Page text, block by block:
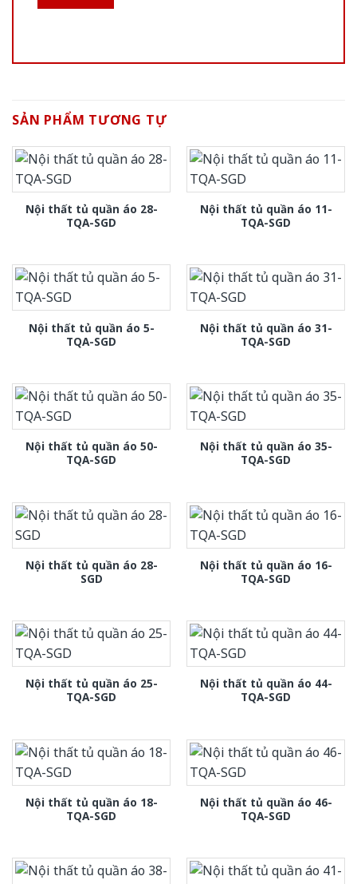
SẢN PHẨM TƯƠNG TỰ
Nội thất tủ quần áo 28-
TQA-SGD
Nội thất tủ quần áo 11-
TQA-SGD
Nội thất tủ quần áo 5-
TQA-SGD
Nội thất tủ quần áo 31-
TQA-SGD
Nội thất tủ quần áo 50-
TQA-SGD
Nội thất tủ quần áo 35-
TQA-SGD
Nội thất tủ quần áo 28-
SGD
Nội thất tủ quần áo 16-
TQA-SGD
Nội thất tủ quần áo 25-
TQA-SGD
Nội thất tủ quần áo 44-
TQA-SGD
Nội thất tủ quần áo 18-
TQA-SGD
Nội thất tủ quần áo 46-
TQA-SGD